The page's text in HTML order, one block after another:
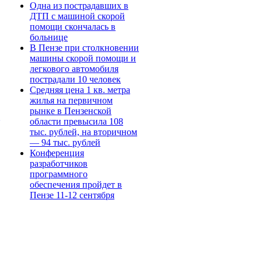
Одна из пострадавших в
ДТП с машиной скорой
помощи скончалась в
больнице
В Пензе при столкновении
машины скорой помощи и
легкового автомобиля
пострадали 10 человек
Средняя цена 1 кв. метра
жилья на первичном
рынке в Пензенской
области превысила 108
тыс. рублей, на вторичном
— 94 тыс. рублей
Конференция
разработчиков
программного
обеспечения пройдет в
Пензе 11-12 сентября